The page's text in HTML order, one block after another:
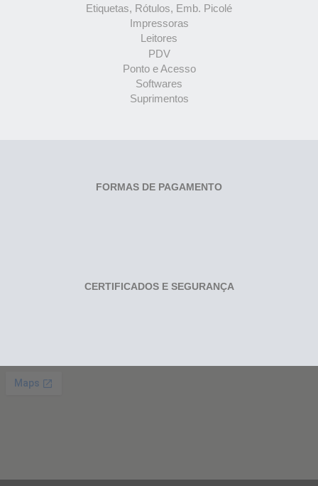
Etiquetas, Rótulos, Emb. Picolé
Impressoras
Leitores
PDV
Ponto e Acesso
Softwares
Suprimentos
FORMAS DE PAGAMENTO
CERTIFICADOS E SEGURANÇA